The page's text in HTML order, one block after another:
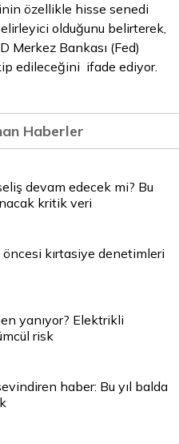
özellikle hisse senedi
olduğunu belirterek,
Merkez Bankası (Fed)
edileceğini ifade ediyor.
Haberler
devam edecek mi? Bu
kritik veri
öncesi kırtasiye denetimleri
yanıyor? Elektrikli
risk
haber: Bu yıl balda